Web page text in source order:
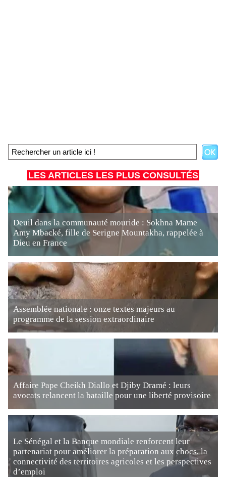
LES ARTICLES LES PLUS CONSULTÉS
Deuil dans la communauté mouride : Sokhna Mame
Amy Mbacké, fille de Serigne Mountakha, rappelée à
Dieu en France
Assemblée nationale : onze textes majeurs au
programme de la session extraordinaire
Affaire Pape Cheikh Diallo et Djiby Dramé : leurs
avocats relancent la bataille pour une liberté provisoire
Le Sénégal et la Banque mondiale renforcent leur
partenariat pour améliorer la préparation aux chocs, la
connectivité des territoires agricoles et les perspectives
d’emploi